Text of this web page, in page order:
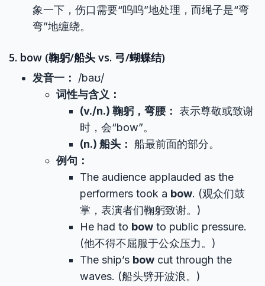
象一下，伤口需要“呜呜”地处理，而绳子是“弯
弯”地缠绕。
5. bow (鞠躬/船头 vs. 弓/蝴蝶结)
发音一：
/baʊ/
词性与含义：
(v./n.) 鞠躬，弯腰： 表示尊敬或致谢
时，会“bow”。
(n.) 船头： 船最前面的部分。
例句：
The audience applauded as the
performers took a bow. (观众们鼓
掌，表演者们鞠躬致谢。)
He had to bow to public pressure.
(他不得不屈服于公众压力。)
The ship’s bow cut through the
waves. (船头劈开波浪。)